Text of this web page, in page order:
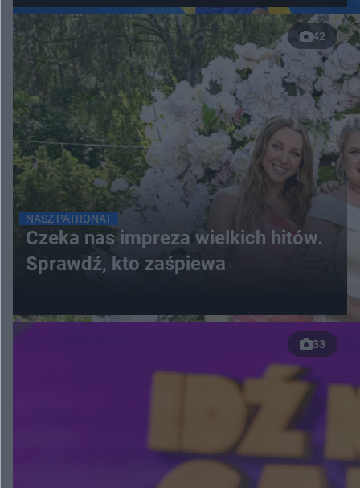
42
NASZ PATRONAT
Czeka nas impreza wielkich hitów.
Sprawdź, kto zaśpiewa
33